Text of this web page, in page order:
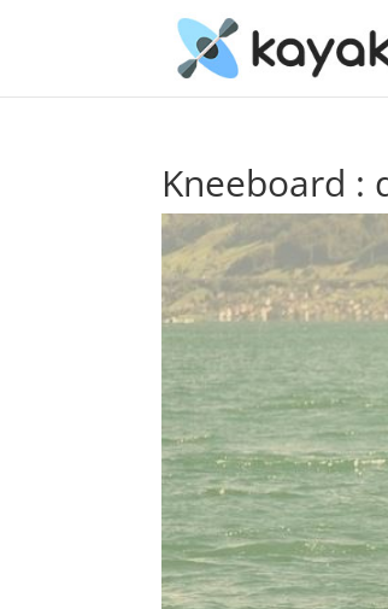
Kneeboard :